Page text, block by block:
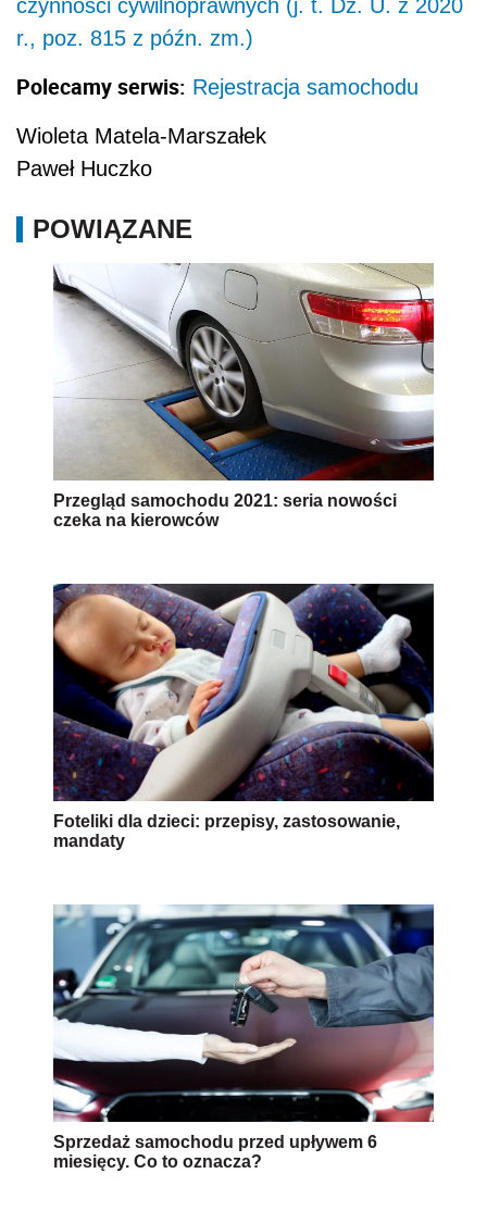
czynności cywilnoprawnych (j. t. Dz. U. z 2020
r., poz. 815 z późn. zm.)
Polecamy serwis: Rejestracja samochodu
Wioleta Matela-Marszałek
Paweł Huczko
POWIĄZANE
Przegląd samochodu 2021: seria nowości
czeka na kierowców
Foteliki dla dzieci: przepisy, zastosowanie,
mandaty
Sprzedaż samochodu przed upływem 6
miesięcy. Co to oznacza?